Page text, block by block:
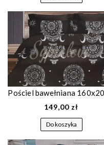
149,00 zł
Do koszyka